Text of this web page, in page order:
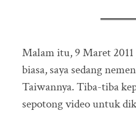
Malam itu, 9 Maret
biasa, saya sedang
Taiwannya. Tiba-tiba
sepotong video untuk